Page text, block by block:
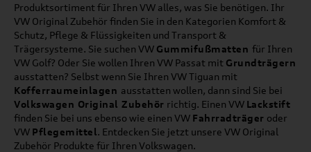
Produktsortiment für Ihren VW alles, was Sie benötigen. Ihr
VW Original Zubehör finden Sie in den Kategorien Komfort &
Schutz, Pflege & Flüssigkeiten und Transport &
Trägersysteme. Sie suchen VW Gummifußmatten für Ihren
VW Golf? Oder Sie wollen Ihren VW Passat mit Grundträgern
ausstatten? Selbst wenn Sie Ihren VW Tiguan mit
Kofferraumeinlagen ausstatten wollen, dann sind Sie bei
Volkswagen Original Zubehör richtig. Einen VW Lackstift
finden Sie bei uns ebenso wie einen VW Fahrradträger oder
VW Pflegemittel. Entdecken Sie jetzt unsere VW Original
Zubehör Produkte für Ihren Volkswagen.